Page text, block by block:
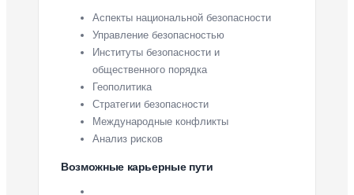
Аспекты национальной безопасности
Управление безопасностью
Институты безопасности и
общественного порядка
Геополитика
Стратегии безопасности
Международные конфликты
Анализ рисков
Возможные карьерные пути